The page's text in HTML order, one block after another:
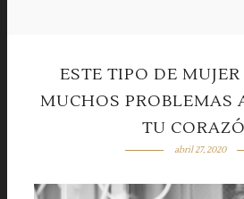
ESTE TIPO DE
MUCHOS PROBLEMAS
TU
abril 27, 2020